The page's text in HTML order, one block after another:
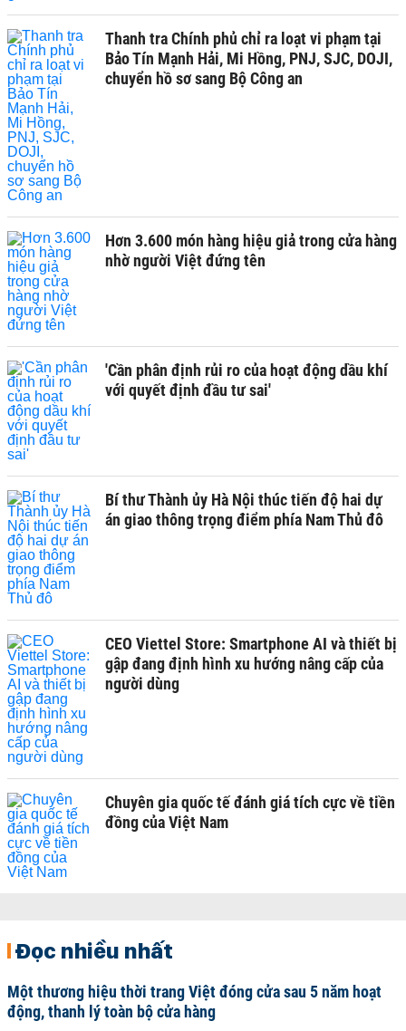
Thanh tra Chính phủ chỉ ra loạt vi phạm tại
Bảo Tín Mạnh Hải, Mi Hồng, PNJ, SJC, DOJI,
chuyển hồ sơ sang Bộ Công an
Hơn 3.600 món hàng hiệu giả trong cửa hàng
nhờ người Việt đứng tên
'Cần phân định rủi ro của hoạt động dầu khí
với quyết định đầu tư sai'
Bí thư Thành ủy Hà Nội thúc tiến độ hai dự
án giao thông trọng điểm phía Nam Thủ đô
CEO Viettel Store: Smartphone AI và thiết bị
gập đang định hình xu hướng nâng cấp của
người dùng
Chuyên gia quốc tế đánh giá tích cực về tiền
đồng của Việt Nam
Đọc nhiều nhất
Một thương hiệu thời trang Việt đóng cửa sau 5 năm hoạt
động, thanh lý toàn bộ cửa hàng